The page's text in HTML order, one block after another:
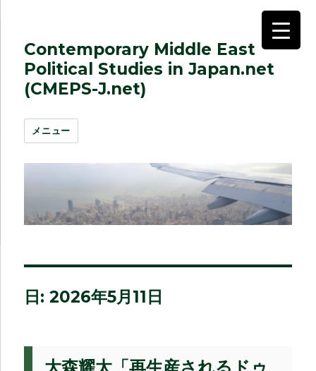
Contemporary Middle East
Political Studies in Japan.net
(CMEPS-J.net)
メニュー
日:2026年5月11日